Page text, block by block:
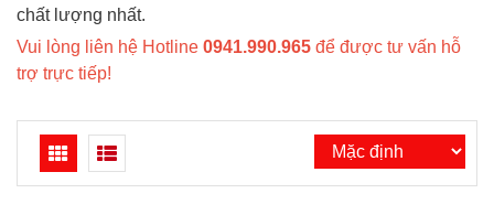
chất lượng nhất.
Vui lòng liên hệ Hotline 0941.990.965 để được tư vấn hỗ
trợ trực tiếp!